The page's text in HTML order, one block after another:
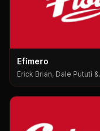
Efímero
Erick Brian, Dale Pututi &